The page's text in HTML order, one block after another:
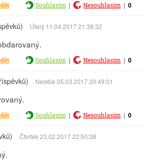
Souhlasím | Nesouhlasím | 0
Úterý 11.04.2017 21:38:32
Souhlasím | Nesouhlasím | 0
Neděle 05.03.2017 20:49:01
Souhlasím | Nesouhlasím | 0
Čtvrtek 23.02.2017 22:50:38